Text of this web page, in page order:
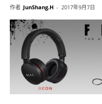
作者 JunShang.H - 2017年9月7日